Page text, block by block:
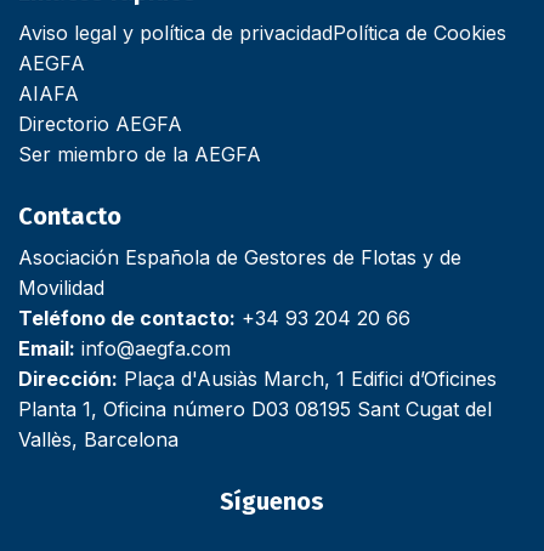
Aviso legal y política de privacidadPolítica de Cookies
AEGFA
AIAFA
Directorio AEGFA
Ser miembro de la AEGFA
Contacto
Asociación Española de Gestores de Flotas y de
Movilidad
Teléfono de contacto: +34 93 204 20 66
Email: info@aegfa.com
Dirección: Plaça d'Ausiàs March, 1 Edifici d’Oficines
Planta 1, Oficina número D03 08195 Sant Cugat del
Vallès, Barcelona
Síguenos